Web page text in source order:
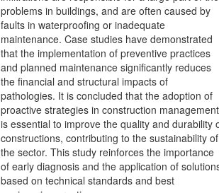
problems in buildings, and are often caused by
faults in waterproofing or inadequate
maintenance. Case studies have demonstrated
that the implementation of preventive practices
and planned maintenance significantly reduces
the financial and structural impacts of
pathologies. It is concluded that the adoption of
proactive strategies in construction management
is essential to improve the quality and durability
constructions, contributing to the sustainability of
the sector. This study reinforces the importance
of early diagnosis and the application of
based on technical standards and best